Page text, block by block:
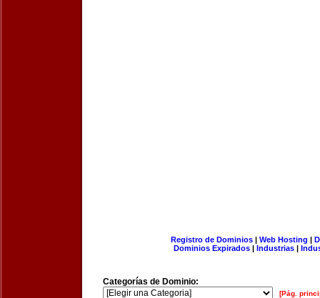
Registro de Dominios| Web Hosting |
Dominios Expirados | Industrias |
Categorías de Dominio:
[Pág.